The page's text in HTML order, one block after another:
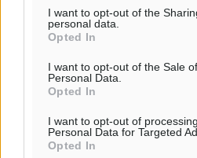
I want to opt-out of the
personal data.
Opted In
I want to opt-out of the Sale
Personal Data.
Opted In
I want to opt-out of
Personal Data for Targeted
Opted In
o καιρός τώρα:
αίθριος καιρός
°